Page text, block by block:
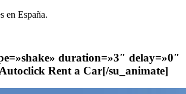
en España.
duration=»3″ delay=»0″
Autoclick Rent a Car[/su_animate]